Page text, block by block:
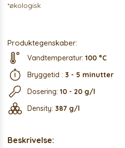
*økologisk
Produktegenskaber:
Vandtemperatur: 100 °C
Bryggetid : 3 - 5 minutter
Dosering: 10 - 20 g/l
Density: 387 g/l
Beskrivelse: